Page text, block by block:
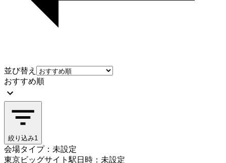
並び替え
おすすめ順
絞り込み1
会場タイプ：未設定
東京ビッグサイト駅日時：未設定